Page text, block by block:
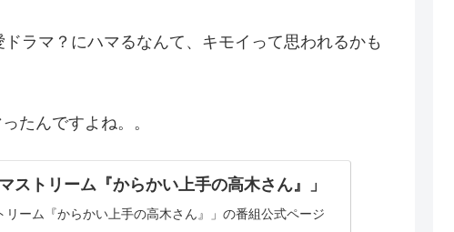
ラマ？にハマるなんて、キモイって思われるかも
たんですよね。。
ストリーム『からかい上手の高木さん』」
リーム『からかい上手の高木さん』」の番組公式ページ